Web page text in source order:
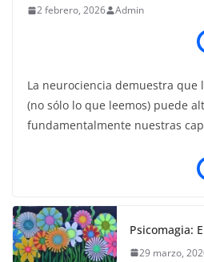
2 febrero, 2026 Admin
La neurociencia demuestra que
(no sólo lo que leemos) puede
fundamentalmente nuestras
Psicomagia:
29 marzo,